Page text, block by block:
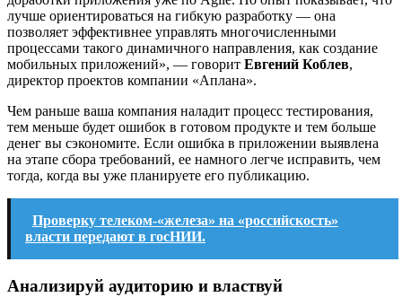
лучше ориентироваться на гибкую разработку — она
позволяет эффективнее управлять многочисленными
процессами такого динамичного направления, как создание
мобильных приложений», — говорит Евгений Коблев,
директор проектов компании «Аплана».
Чем раньше ваша компания наладит процесс тестирования,
тем меньше будет ошибок в готовом продукте и тем больше
денег вы сэкономите. Если ошибка в приложении выявлена
на этапе сбора требований, ее намного легче исправить, чем
тогда, когда вы уже планируете его публикацию.
Проверку телеком-«железа» на «российскость»
власти передают в госНИИ.
Анализируй аудиторию и властвуй